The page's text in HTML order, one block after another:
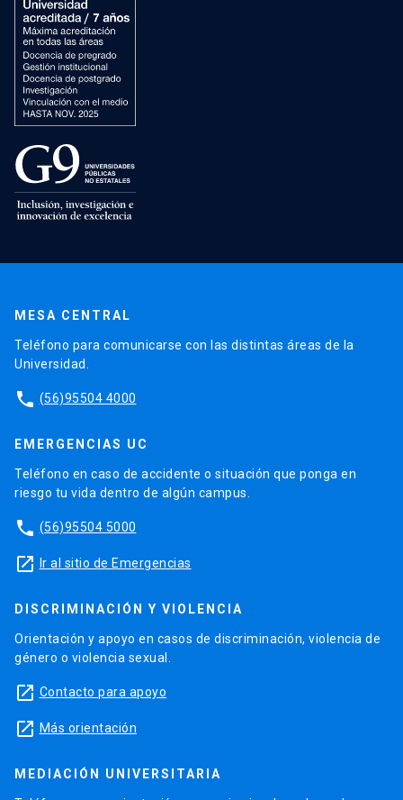
MESA CENTRAL
Teléfono para comunicarse con las distintas áreas de la
Universidad.
phone (56)95504 4000
EMERGENCIAS UC
Teléfono en caso de accidente o situación que ponga en
riesgo tu vida dentro de algún campus.
phone (56)95504 5000
launch Ir al sitio de Emergencias
DISCRIMINACIÓN Y VIOLENCIA
Orientación y apoyo en casos de discriminación, violencia de
género o violencia sexual.
launch Contacto para apoyo
launch Más orientación
MEDIACIÓN UNIVERSITARIA